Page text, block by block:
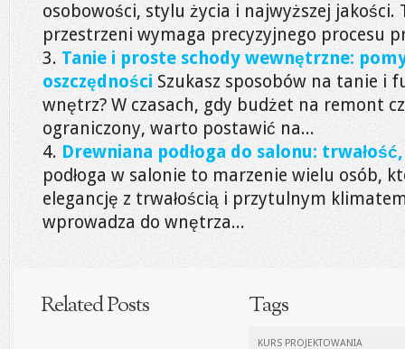
osobowości, stylu życia i najwyższej jakości.
przestrzeni wymaga precyzyjnego procesu
Tanie i proste schody wewnętrzne:
oszczędności Szukasz sposobów na tanie i
wnętrz? W czasach, gdy budżet na remont
ograniczony, warto postawić na...
Drewniana podłoga do salonu:
podłoga w salonie to marzenie wielu osób,
elegancję z trwałością i przytulnym
wprowadza do wnętrza...
Related Posts Tags
KURS PROJEKTOWANIA